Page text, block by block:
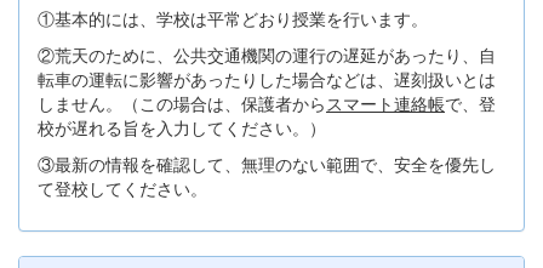
①基本的には、学校は平常どおり授業を行います。
②荒天のために、公共交通機関の運行の遅延があったり、自
転車の運転に影響があったりした場合などは、遅刻扱いとは
しません。（この場合は、保護者からスマート連絡帳で、登
校が遅れる旨を入力してください。）
③最新の情報を確認して、無理のない範囲で、安全を優先し
て登校してください。